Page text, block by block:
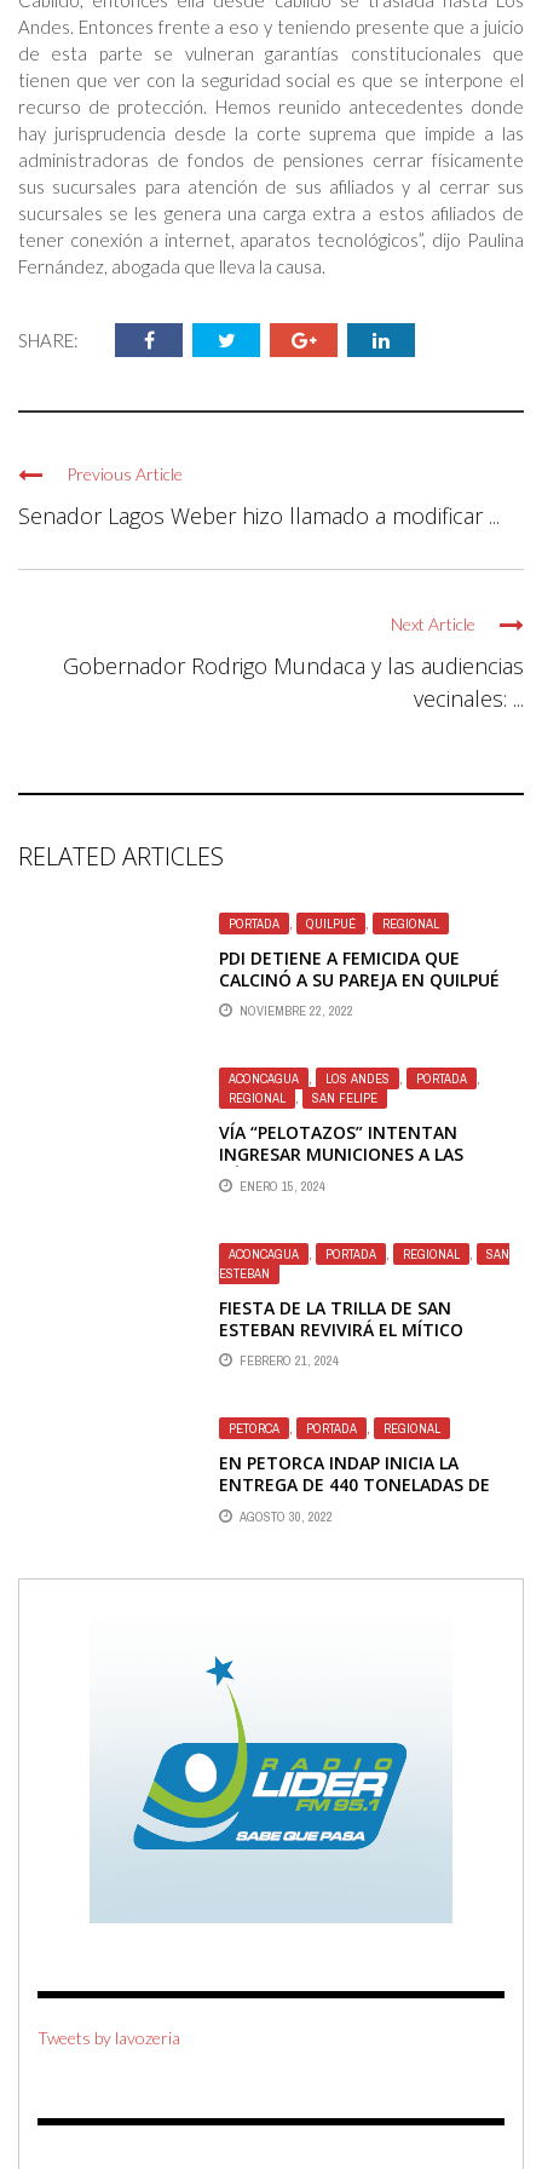
Andes. Entonces frente a eso y teniendo presente que a juicio
de esta parte se vulneran garantías constitucionales que
tienen que ver con la seguridad social es que se interpone el
recurso de protección. Hemos reunido antecedentes donde
hay jurisprudencia desde la corte suprema que impide a las
administradoras de fondos de pensiones cerrar físicamente
sus sucursales para atención de sus afiliados y al cerrar sus
sucursales se les genera una carga extra a estos afiliados de
tener conexión a internet, aparatos tecnológicos”, dijo Paulina
Fernández, abogada que lleva la causa.
SHARE:
Previous Article
Senador Lagos Weber hizo llamado a modificar ...
Next Article
Gobernador Rodrigo Mundaca y las audiencias
vecinales: ...
RELATED ARTICLES
PORTADA , QUILPUÉ , REGIONAL
PDI DETIENE A FEMICIDA QUE
CALCINÓ A SU PAREJA EN QUILPUÉ
NOVIEMBRE 22, 2022
ACONCAGUA , LOS ANDES , PORTADA
,
REGIONAL
, SAN FELIPE
VÍA “PELOTAZOS” INTENTAN
INGRESAR MUNICIONES A LAS
CÁRCELES DE SAN FELIPE Y LOS
ANDES
ENERO 15, 2024
ACONCAGUA PORTADA REGIONAL
SAN
ESTEBAN
FIESTA DE LA TRILLA DE SAN
ESTEBAN REVIVIRÁ EL MÍTICO
PARQUE CORDILLERA
FEBRERO 21, 2024
PETORCA , PORTADA , REGIONAL
EN PETORCA INDAP INICIA LA
ENTREGA DE 440 TONELADAS DE
FERTILIZANTES PARA PEQUEÑOS
AGRICULTORES
AGOSTO 30, 2022
Tweets by lavozeria